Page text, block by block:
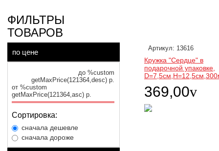
ФИЛЬТРЫ
ТОВАРОВ
по цене
до %custom
getMaxPrice(121364,desc) р.
от %custom
getMaxPrice(121364,asc) р.
Сортировка:
сначала дешевле
сначала дороже
Артикул: 13616
Кружка "Сердце" в
подарочной упаковке,
369,00v